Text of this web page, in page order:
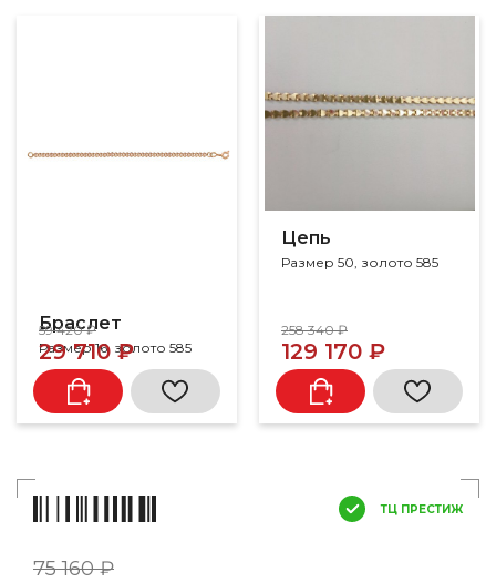
Браслет
Размер 16, золото 585
59 420 ₽
29 710 ₽
Цепь
Размер 50, золото 585
258 340 ₽
129 170 ₽
ТЦ ПРЕСТИЖ
75 160 ₽